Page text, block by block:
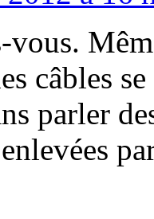
câbles
parler